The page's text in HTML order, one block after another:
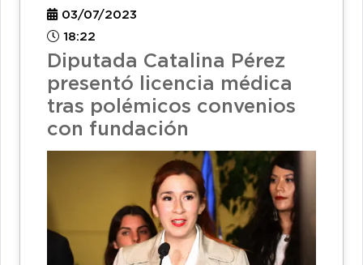
03/07/2023
18:22
Diputada Catalina Pérez
presentó licencia médica
tras polémicos convenios
con fundación